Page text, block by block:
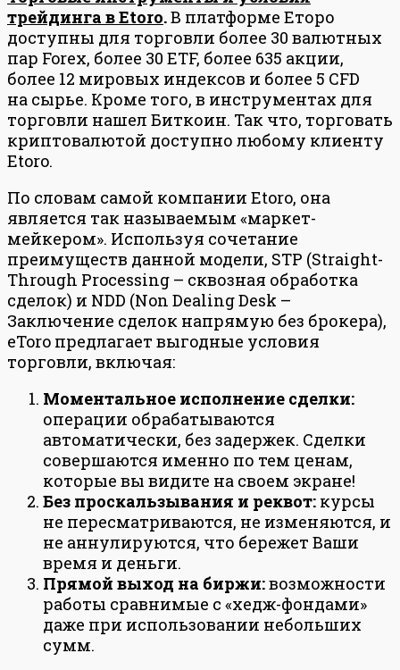
трейдинга в Etoro.В платформе Еторо
доступны для торговли более 30 валютных
пар Forex, более 30 ETF, более 635 акции,
более 12 мировых индексов и более 5 CFD
на сырье. Кроме того, в инструментах для
торговли нашел Биткоин. Так что, торговать
криптовалютой доступно любому клиенту
Etoro.
По словам самой компании Etoro, она
является так называемым «маркет-
мейкером». Используя сочетание
преимуществ данной модели, STP (Straight-
Through Processing – сквозная обработка
сделок) и NDD (Non Dealing Desk –
Заключение сделок напрямую без брокера),
eToro предлагает выгодные условия
торговли, включая:
Моментальное исполнение сделки:
операции обрабатываются
автоматически, без задержек. Сделки
совершаются именно по тем ценам,
которые вы видите на своем экране!
Без проскальзывания и реквот: курсы
не пересматриваются, не изменяются, и
не аннулируются, что бережет Ваши
время и деньги.
Прямой выход на биржи:возможности
работы сравнимые с «хедж-фондами»
даже при использовании небольших
сумм.